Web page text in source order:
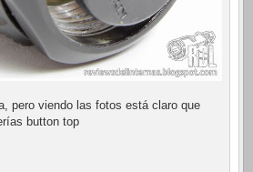
pero viendo las fotos está claro que
button top